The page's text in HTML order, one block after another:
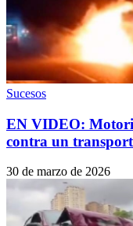
Sucesos
EN VIDEO:
contra un
30 de marzo de 2026